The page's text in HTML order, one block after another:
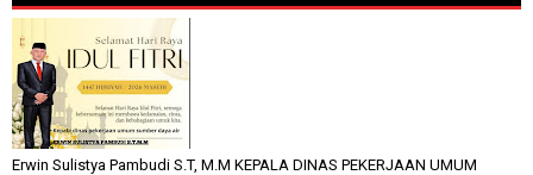
Erwin Sulistya Pambudi S.T, M.M KEPALA DINAS PEKERJAAN UMUM